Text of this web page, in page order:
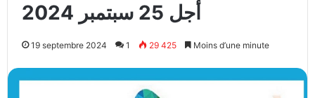
أجل 25 سبتمبر 2024
19 septembre 2024 1 29 425 Moins d’une minute